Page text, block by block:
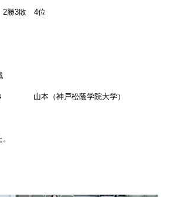
勝3敗 4位
（神戸松蔭学院大学）